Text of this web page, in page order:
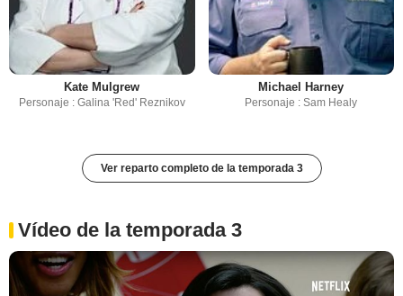
Kate Mulgrew
Personaje : Galina 'Red' Reznikov
Michael Harney
Personaje : Sam Healy
Ver reparto completo de la temporada 3
Vídeo de la temporada 3